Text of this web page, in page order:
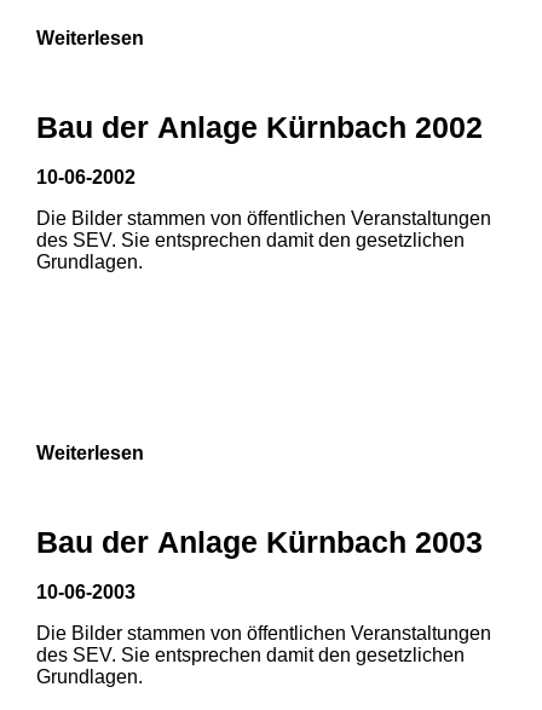
Weiterlesen
Bau der Anlage Kürnbach 2002
10-06-2002
Die Bilder stammen von öffentlichen Veranstaltungen
des SEV. Sie entsprechen damit den gesetzlichen
Grundlagen.
Weiterlesen
Bau der Anlage Kürnbach 2003
10-06-2003
Die Bilder stammen von öffentlichen Veranstaltungen
des SEV. Sie entsprechen damit den gesetzlichen
Grundlagen.